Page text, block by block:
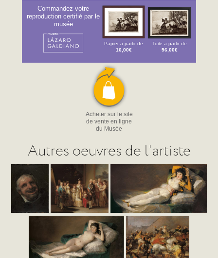
Commandez votre
reproduction certifié par le
musée
Papier a partir de
16,00€
Toile a partir de
56,00€
Acheter sur le site
de vente en ligne
du Musée
Autres oeuvres de l'artiste